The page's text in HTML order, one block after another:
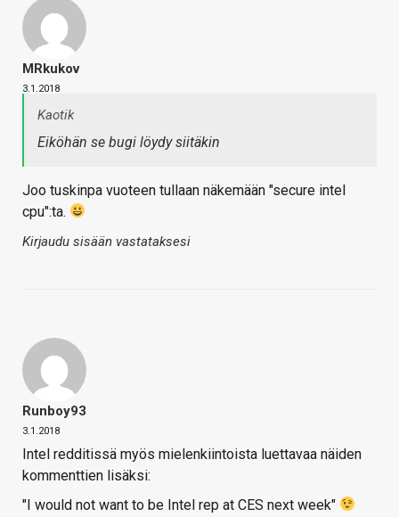
MRkukov
3.1.2018
Kaotik
Eiköhän se bugi löydy siitäkin
Joo tuskinpa vuoteen tullaan näkemään "secure intel
cpu":ta.
Kirjaudu sisään vastataksesi
Runboy93
3.1.2018
Intel redditissä myös mielenkiintoista luettavaa näiden
kommenttien lisäksi:
"I would not want to be Intel rep at CES next week"